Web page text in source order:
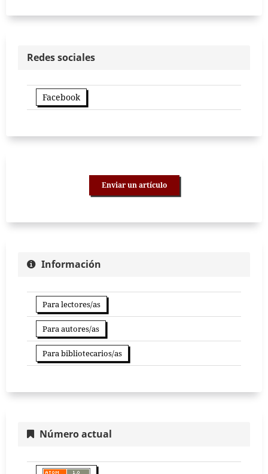
Redes sociales
Facebook
Enviar un artículo
Información
Para lectores/as
Para autores/as
Para bibliotecarios/as
Número actual